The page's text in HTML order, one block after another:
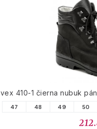
410-1 čierna nubuk
47 48 49 50